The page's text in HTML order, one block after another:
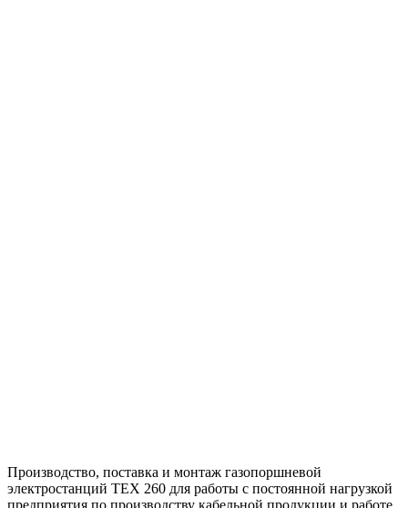
Производство, поставка и монтаж газопоршневой
электростанций ТЕХ 260 для работы с постоянной нагрузкой
предприятия по производству кабельной продукции и работе